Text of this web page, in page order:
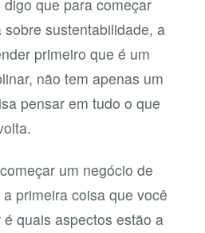
que para começar
sustentabilidade, a
primeiro que é um
não tem apenas um
pensar em tudo o que
um negócio de
primeira coisa que você
quais aspectos estão a